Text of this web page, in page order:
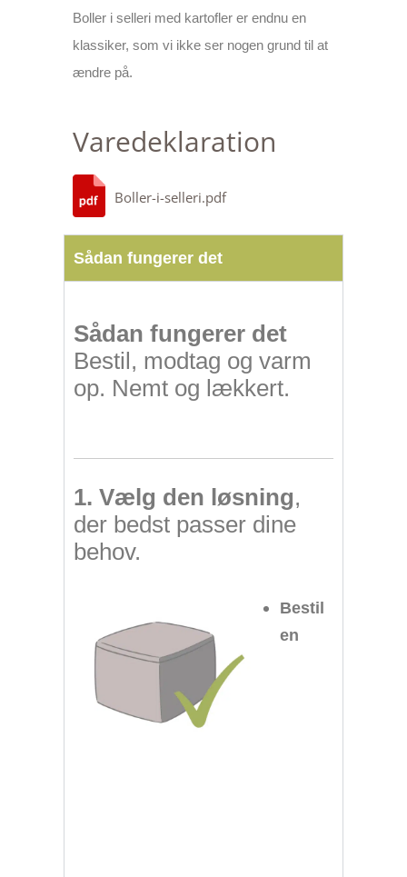
Boller i selleri med kartofler er endnu en
klassiker, som vi ikke ser nogen grund til at
ændre på.
Varedeklaration
Boller-i-selleri.pdf
Sådan fungerer det
Sådan fungerer det
Bestil, modtag og varm
op. Nemt og lækkert.
1. Vælg den løsning,
der bedst passer dine
behov.
Bestil
en